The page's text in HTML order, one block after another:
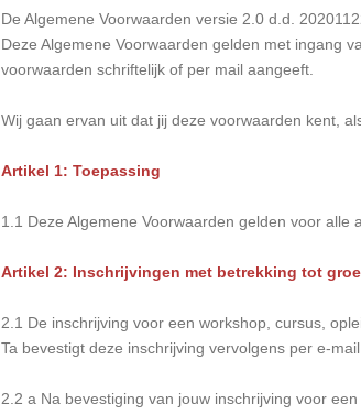
De Algemene Voorwaarden versie 2.0 d.d.
Deze Algemene Voorwaarden gelden met ingang
voorwaarden schriftelijk of per mail aangeeft.
Wij gaan ervan uit dat jij deze voorwaarden kent,
Artikel 1: Toepassing
1.1 Deze Algemene Voorwaarden gelden voor alle
Artikel 2: Inschrijvingen met betrekking tot
2.1 De inschrijving voor een workshop, cursus,
Ta bevestigt deze inschrijving vervolgens per e-
2.2 a Na bevestiging van jouw inschrijving voor